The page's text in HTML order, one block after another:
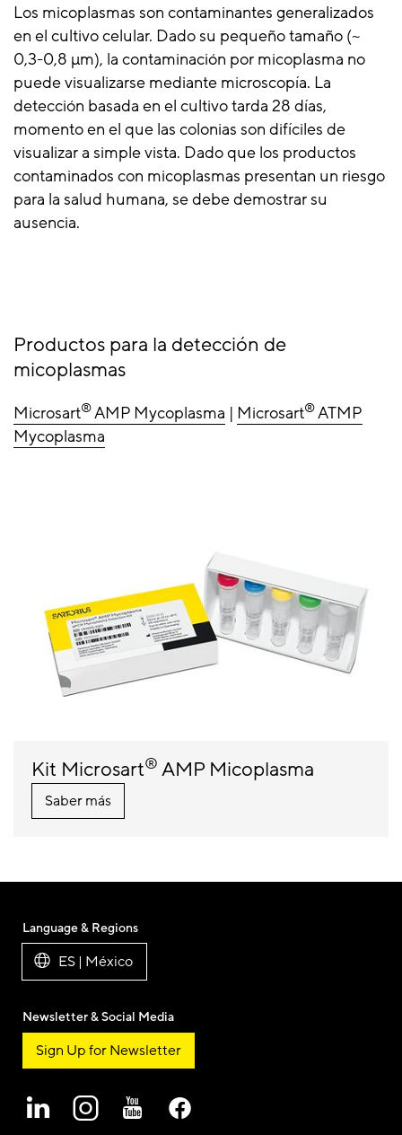
Los micoplasmas son contaminantes generalizados
en el cultivo celular. Dado su pequeño tamaño (~
0,3-0,8 µm), la contaminación por micoplasma no
puede visualizarse mediante microscopía. La
detección basada en el cultivo tarda 28 días,
momento en el que las colonias son difíciles de
visualizar a simple vista. Dado que los productos
contaminados con micoplasmas presentan un riesgo
para la salud humana, se debe demostrar su
ausencia.
Productos para la detección de
micoplasmas
Microsart®AMP Mycoplasma | Microsart®ATMP
Mycoplasma
Kit Microsart® AMP Micoplasma
Saber más
Language & Regions
ES | México
Newsletter & Social Media
Sign Up for Newsletter